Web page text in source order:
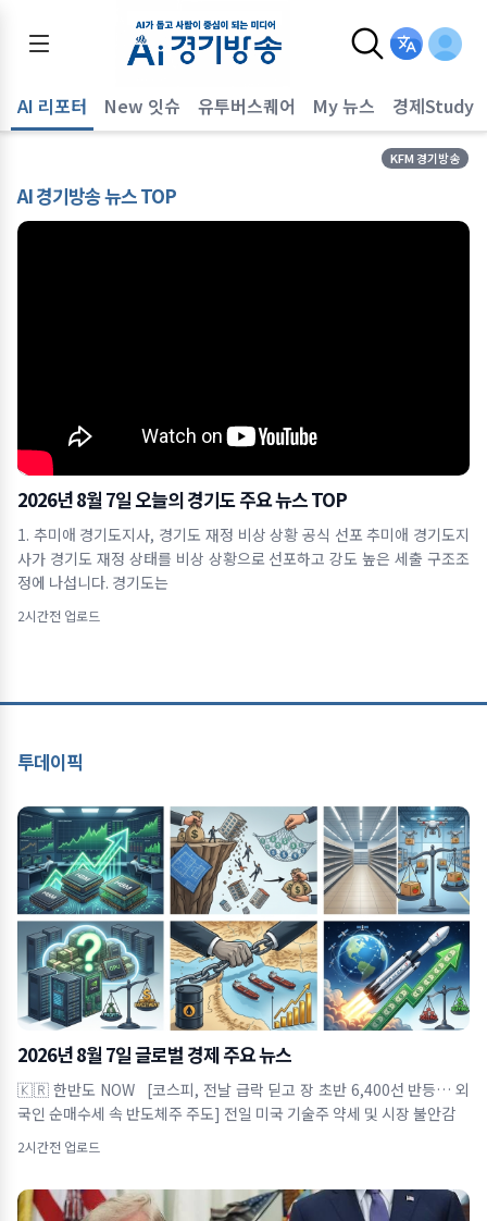
AI 리포터 New 잇슈 유투버스퀘어 My 뉴스 경제Study
KFM 경기방송
AI 경기방송 뉴스 TOP
2026년 8월 7일 오늘의 경기도 주요 뉴스 TOP
1. 추미애 경기도지사, 경기도 재정 비상 상황 공식 선포 추미애 경기도지
사가 경기도 재정 상태를 비상 상황으로 선포하고 강도 높은 세출 구조조
정에 나섭니다. 경기도는
2시간전 업로드
투데이픽
2026년 8월 7일 글로벌 경제 주요 뉴스
🇰🇷 한반도 NOW [코스피, 전날 급락 딛고 장 초반 6,400선 반등… 외
국인 순매수세 속 반도체주 주도] 전일 미국 기술주 약세 및 시장 불안감
2시간전 업로드